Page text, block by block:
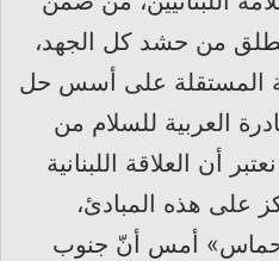
من حشد كل الجهد،
المستقلة على أسس حل
العربية للسلام من
لذلك نعتبر أن العلاقة اللبنانية
على هذه المبادئ،
«حماس» أمس أنّ جنوب